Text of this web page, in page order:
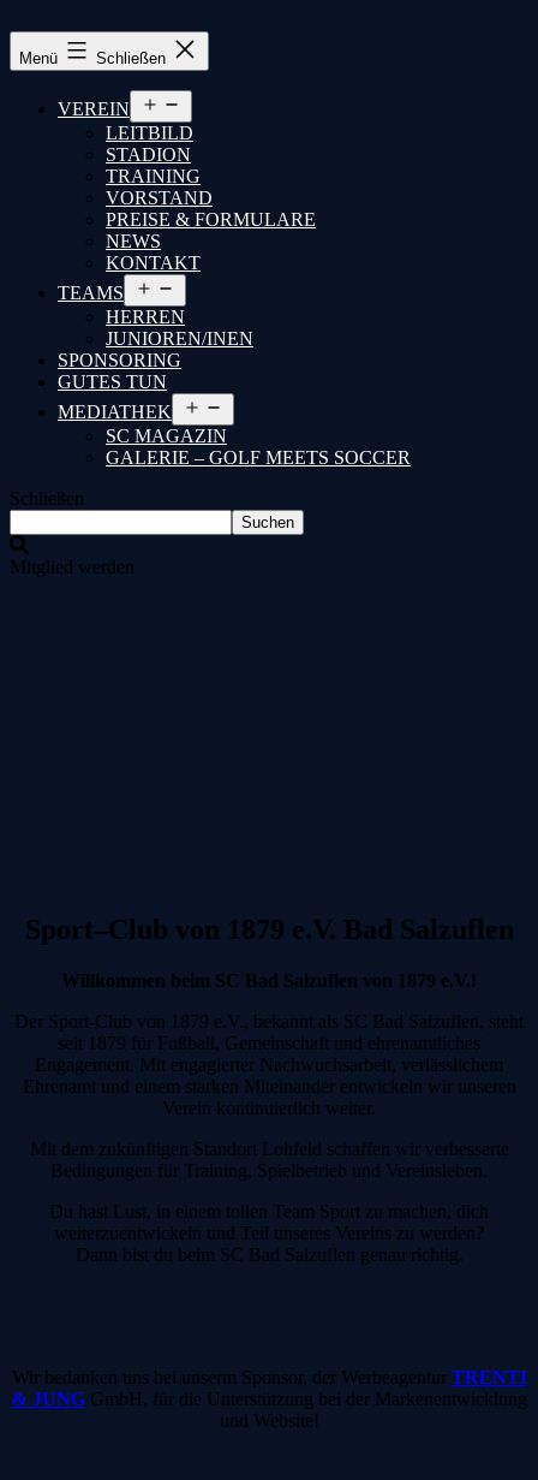
SC
Bad
Salzuflen
Menü Schließen
VEREIN
öffnen
LEITBILD
STADION
TRAINING
VORSTAND
PREISE & FORMULARE
NEWS
KONTAKT
TEAMS
öffnen
HERREN
JUNIOREN/INEN
SPONSORING
GUTES TUN
MEDIATHEK
öffnen
SC MAGAZIN
GALERIE – GOLF MEETS SOCCER
Schließen
Suchen
Mitglied werden
Sport–Club von 1879 e.V. Bad Salzuflen
Willkommen beim SC Bad Salzuflen von 1879 e.V.!
Der Sport-Club von 1879 e.V., bekannt als SC Bad Salzuflen, steht
seit 1879 für Fußball, Gemeinschaft und ehrenamtliches
Engagement. Mit engagierter Nachwuchsarbeit, verlässlichem
Ehrenamt und einem starken Miteinander entwickeln wir unseren
Verein kontinuierlich weiter.
Mit dem zukünftigen Standort Lohfeld schaffen wir verbesserte
Bedingungen für Training, Spielbetrieb und Vereinsleben.
Du hast Lust, in einem tollen Team Sport zu machen, dich
weiterzuentwickeln und Teil unseres Vereins zu werden?
Dann bist du beim SC Bad Salzuflen genau richtig.
Wir bedanken uns bei unserm Sponsor, der Werbeagentur TRENTI
& JUNG GmbH, für die Unterstützung bei der Markenentwicklung
und Website!